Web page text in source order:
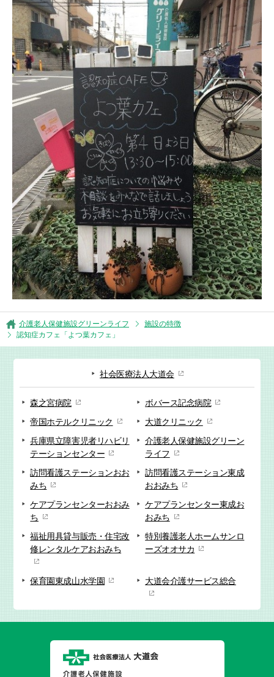
介護老人保健施設グリーンライフ
施設の特徴
認知症カフェ「よつ葉カフェ」
社会医療法人大道会
森之宮病院
ボバース記念病院
帝国ホテルクリニック
大道クリニック
兵庫県立障害児者リハビリ
テーションセンター
介護老人保健施設グリーン
ライフ
訪問看護ステーションおお
みち
訪問看護ステーション東成
おおみち
ケアプランセンターおおみ
ち
ケアプランセンター東成お
おみち
福祉用具貸与販売・住宅改
修レンタルケアおおみち
特別養護老人ホームサンロ
ーズオオサカ
保育園東成山水学園 大道会介護サービス総合